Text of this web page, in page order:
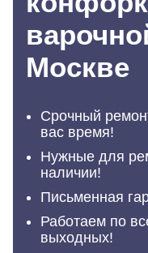
Москве
Срочный
вас время!
Нужные для
наличии!
Письменная
Работаем по
выходных!